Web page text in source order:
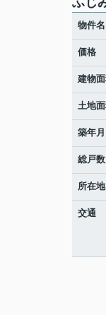
物件名
価格
建物
土地
築年月
総戸数
所在地
交通